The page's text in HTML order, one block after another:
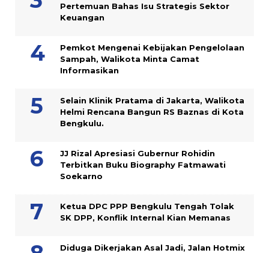
Pertemuan Bahas Isu Strategis Sektor
Keuangan
Pemkot Mengenai Kebijakan Pengelolaan
Sampah, Walikota Minta Camat
Informasikan
Selain Klinik Pratama di Jakarta, Walikota
Helmi Rencana Bangun RS Baznas di Kota
Bengkulu.
JJ Rizal Apresiasi Gubernur Rohidin
Terbitkan Buku Biography Fatmawati
Soekarno
Ketua DPC PPP Bengkulu Tengah Tolak
SK DPP, Konflik Internal Kian Memanas
Diduga Dikerjakan Asal Jadi, Jalan Hotmix